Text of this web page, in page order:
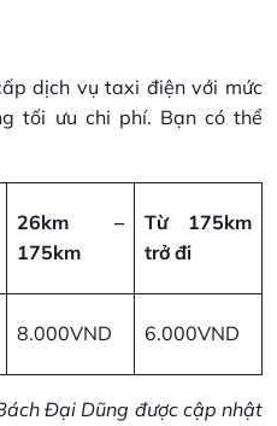
dịch vụ taxi điện với mức
tối ưu chi phí. Bạn có thể
26km –
175km
Từ 175km
trở đi
8.000VND 6.000VND
Đại Dũng được cập nhật